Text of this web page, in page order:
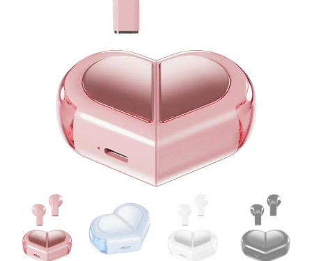
PERSONNALISÉ
S POUR FEMME NATURE